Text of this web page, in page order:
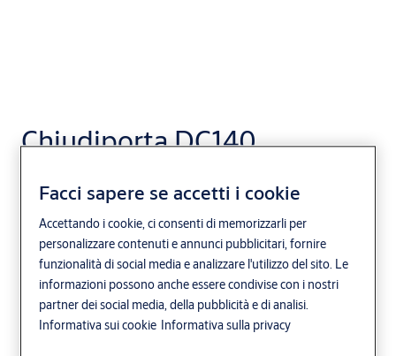
Chiudiporta DC140
Facci sapere se accetti i cookie
Accettando i cookie, ci consenti di memorizzarli per
personalizzare contenuti e annunci pubblicitari, fornire
funzionalità di social media e analizzare l'utilizzo del sito. Le
informazioni possono anche essere condivise con i nostri
partner dei social media, della pubblicità e di analisi.
Informativa sui cookie Informativa sulla privacy